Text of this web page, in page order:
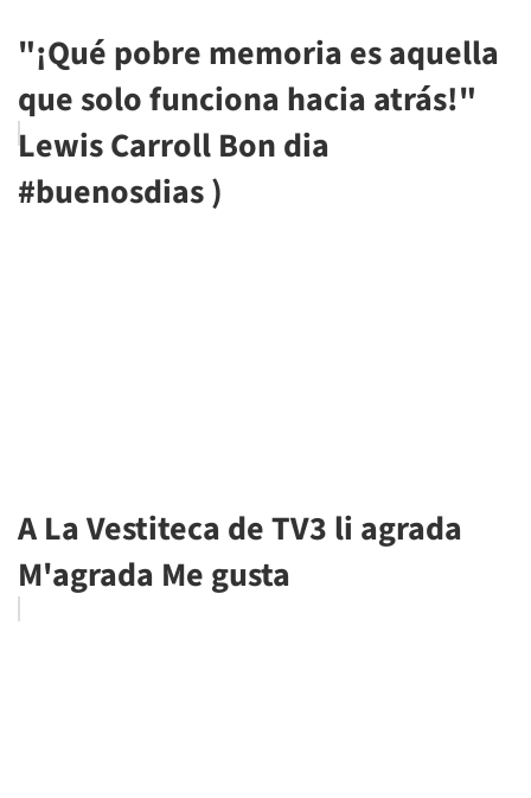
"¡Qué pobre memoria es aquella
que solo funciona hacia atrás!"
Lewis Carroll Bon dia
#buenosdias )
A La Vestiteca de TV3 li agrada
M'agrada Me gusta